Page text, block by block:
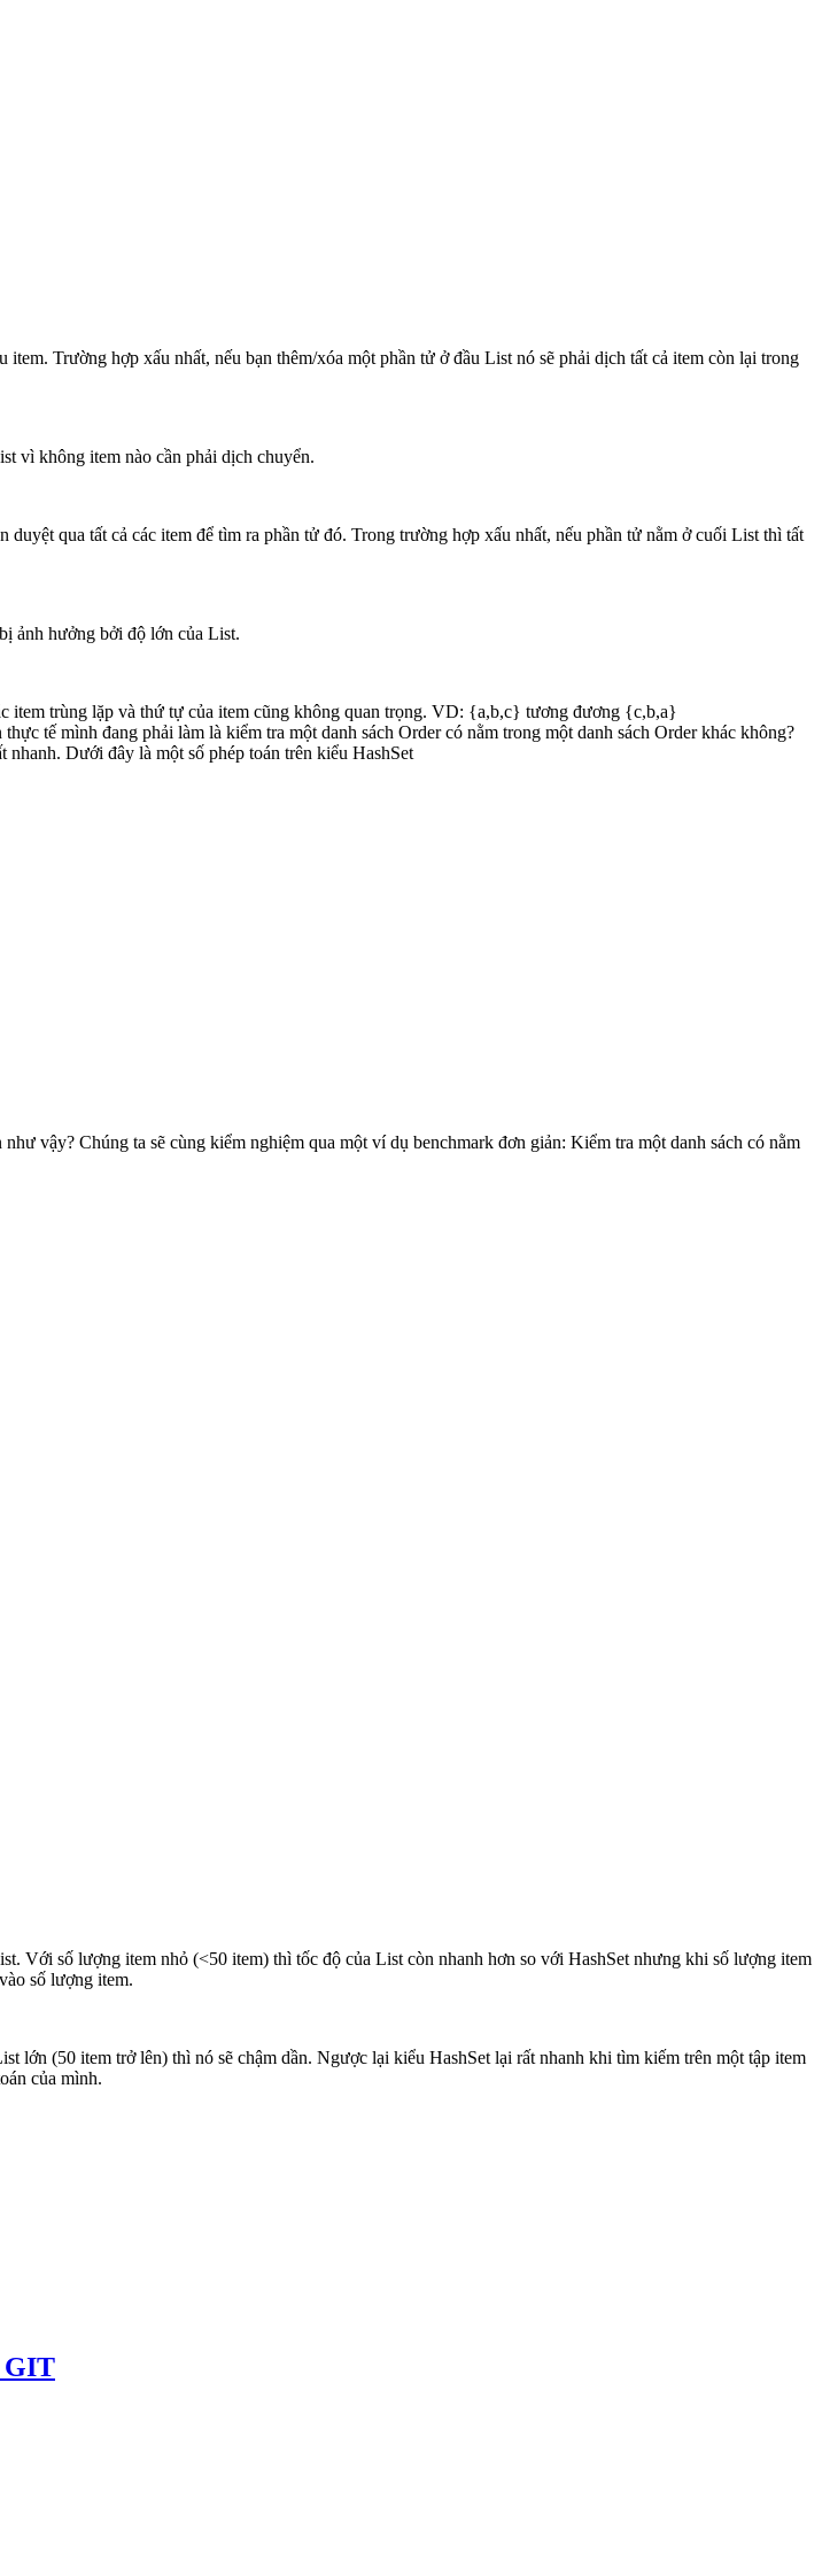
Trường hợp xấu nhất, nếu bạn thêm/xóa một phần tử ở đầu List nó sẽ phải dịch tất cả item còn lại trong
vì không item nào cần phải dịch chuyển.
qua tất cả các item để tìm ra phần tử đó. Trong trường hợp xấu nhất, nếu phần tử nằm ở cuối List thì tất
ảnh hưởng bởi độ lớn của List.
item trùng lặp và thứ tự của item cũng không quan trọng. VD: {a,b,c} tương đương {c,b,a}
tế mình đang phải làm là kiểm tra một danh sách Order có nằm trong một danh sách Order khác không?
Dưới đây là một số phép toán trên kiểu HashSet
vậy? Chúng ta sẽ cùng kiểm nghiệm qua một ví dụ benchmark đơn giản: Kiểm tra một danh sách có nằm
Với số lượng item nhỏ (<50 item) thì tốc độ của List còn nhanh hơn so với HashSet nhưng khi số lượng item
số lượng item.
(50 item trở lên) thì nó sẽ chậm dần. Ngược lại kiểu HashSet lại rất nhanh khi tìm kiếm trên một tập item
của mình.
GIT